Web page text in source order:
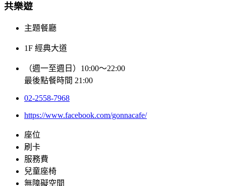
共樂遊
主題餐廳
1F 經典大道
（週一至週日）10:00～22:00
最後點餐時間 21:00
02-2558-7968
https://www.facebook.com/gonnacafe/
座位
刷卡
服務費
兒童座椅
無障礙空間